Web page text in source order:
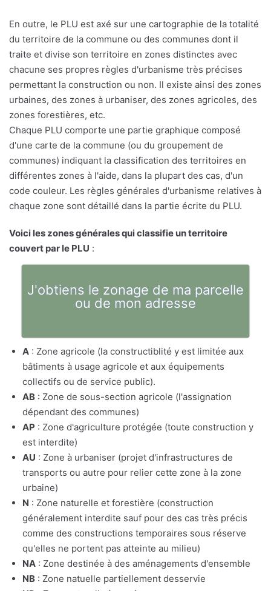
En outre, le PLU est axé sur une cartographie de la totalité
du territoire de la commune ou des communes dont il
traite et divise son territoire en zones distinctes avec
chacune ses propres règles d'urbanisme très précises
permettant la construction ou non. Il existe ainsi des zones
urbaines, des zones à urbaniser, des zones agricoles, des
zones forestières, etc.
Chaque PLU comporte une partie graphique composé
d'une carte de la commune (ou du groupement de
communes) indiquant la classification des territoires en
différentes zones à l'aide, dans la plupart des cas, d'un
code couleur. Les règles générales d'urbanisme relatives à
chaque zone sont détaillé dans la partie écrite du PLU.
Voici les zones générales qui classifie un territoire
couvert par le PLU :
J'obtiens le zonage de ma parcelle
ou de mon adresse
A : Zone agricole (la constructiblité y est limitée aux
bâtiments à usage agricole et aux équipements
collectifs ou de service public).
AB : Zone de sous-section agricole (l'assignation
dépendant des communes)
AP : Zone d'agriculture protégée (toute construction y
est interdite)
AU : Zone à urbaniser (projet d'infrastructures de
transports ou autre pour relier cette zone à la zone
urbaine)
N : Zone naturelle et forestière (construction
généralement interdite sauf pour des cas très précis
comme des constructions temporaires sous réserve
qu'elles ne portent pas atteinte au milieu)
NA : Zone destinée à des aménagements d'ensemble
NB : Zone natuelle partiellement desservie